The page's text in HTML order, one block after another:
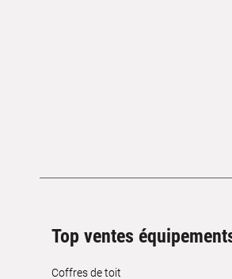
Top ventes
Coffres de toit